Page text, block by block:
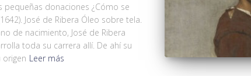
pequeñas donaciones ¿Cómo se
José de Ribera Óleo sobre tela.
de nacimiento, José de Ribera
toda su carrera allí. De ahí su
Leer más